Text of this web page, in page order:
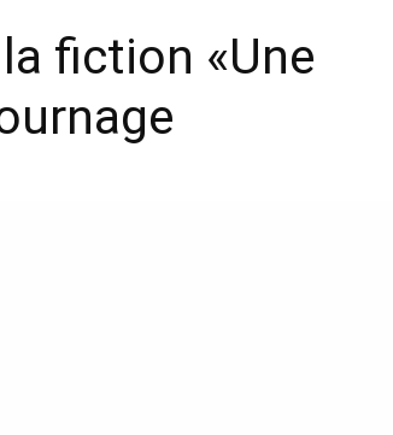
fiction «Une